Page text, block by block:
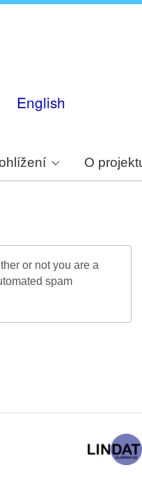
English
O
or not you are a
spam